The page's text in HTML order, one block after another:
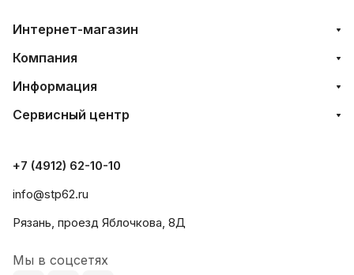
Интернет-магазин
Компания
Информация
Сервисный центр
+7 (4912) 62-10-10
info@stp62.ru
Рязань, проезд Яблочкова, 8Д
Мы в соцсетях